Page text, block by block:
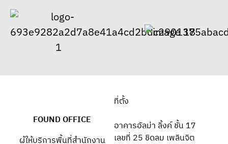
FOUND OFFICE
ผู้ให้บริการพื้นที่สำนักงาน
ที่ตั้ง
อาคารอัลม่า ลิ้งค์ ชั้น 17
เลขที่ 25 ชิดลม เพลินจิต